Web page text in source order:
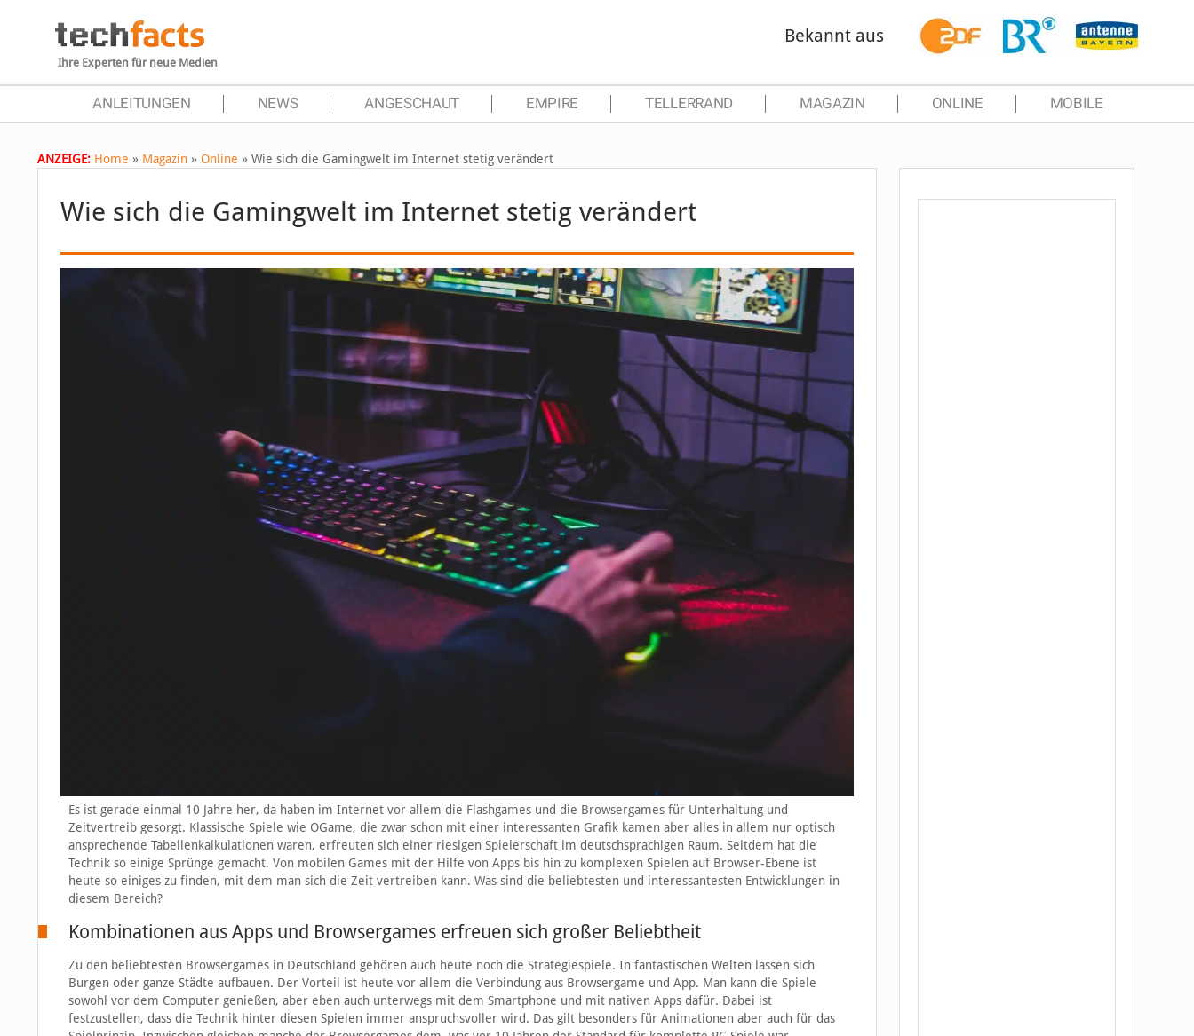
Ihre Experten für neue Medien
Bekannt aus
ANLEITUNGEN NEWS ANGESCHAUT EMPIRE TELLERRAND MAGAZIN ONLINE MOBILE
ANZEIGE: Home » Magazin » Online » Wie sich die Gamingwelt im Internet stetig verändert
Wie sich die Gamingwelt im Internet stetig verändert
Es ist gerade einmal 10 Jahre her, da haben im Internet vor allem die Flashgames und die Browsergames für Unterhaltung und
Zeitvertreib gesorgt. Klassische Spiele wie OGame, die zwar schon mit einer interessanten Grafik kamen aber alles in allem nur optisch
ansprechende Tabellenkalkulationen waren, erfreuten sich einer riesigen Spielerschaft im deutschsprachigen Raum. Seitdem hat die
Technik so einige Sprünge gemacht. Von mobilen Games mit der Hilfe von Apps bis hin zu komplexen Spielen auf Browser-Ebene ist
heute so einiges zu finden, mit dem man sich die Zeit vertreiben kann. Was sind die beliebtesten und interessantesten Entwicklungen in
diesem Bereich?
Kombinationen aus Apps und Browsergames erfreuen sich großer Beliebtheit
Zu den beliebtesten Browsergames in Deutschland gehören auch heute noch die Strategiespiele. In fantastischen Welten lassen sich
Burgen oder ganze Städte aufbauen. Der Vorteil ist heute vor allem die Verbindung aus Browsergame und App. Man kann die Spiele
sowohl vor dem Computer genießen, aber eben auch unterwegs mit dem Smartphone und mit nativen Apps dafür. Dabei ist
festzustellen, dass die Technik hinter diesen Spielen immer anspruchsvoller wird. Das gilt besonders für Animationen aber auch für das